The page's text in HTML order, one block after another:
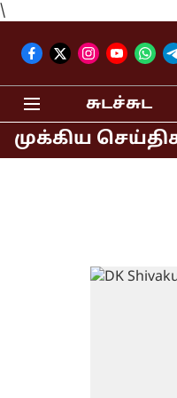
\
சுடச்சுட
முக்கிய
மட்டும் 400